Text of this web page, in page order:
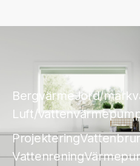
BergvärmeJord/
Luft/
Projektering
Vattenrening